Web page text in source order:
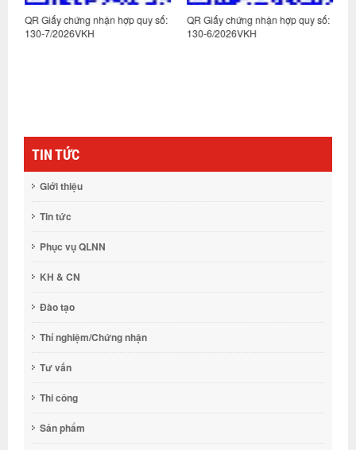
QR Giấy chứng nhận hợp quy số:
130-7/2026VKH
QR Giấy chứng nhận hợp quy số:
130-6/2026VKH
TIN TỨC
Giới thiệu
Tin tức
Phục vụ QLNN
KH & CN
Đào tạo
Thí nghiệm/Chứng nhận
Tư vấn
Thi công
Sản phẩm